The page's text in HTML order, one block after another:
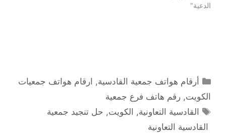
الدعية"
التصنيفات
أرقام هواتف جمعية القادسية, ارقام هواتف جمعيات
الكويت, رقم هاتف فرع جمعية
الوسوم
القادسية التعاونية, الكويت, حل تنجيد جمعية
القادسية التعاونية